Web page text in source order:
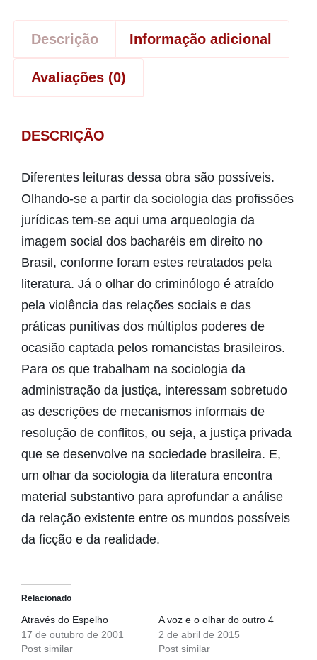
Descrição Informação adicional
Avaliações (0)
DESCRIÇÃO
Diferentes leituras dessa obra são possíveis.
Olhando-se a partir da sociologia das profissões
jurídicas tem-se aqui uma arqueologia da
imagem social dos bacharéis em direito no
Brasil, conforme foram estes retratados pela
literatura. Já o olhar do criminólogo é atraído
pela violência das relações sociais e das
práticas punitivas dos múltiplos poderes de
ocasião captada pelos romancistas brasileiros.
Para os que trabalham na sociologia da
administração da justiça, interessam sobretudo
as descrições de mecanismos informais de
resolução de conflitos, ou seja, a justiça privada
que se desenvolve na sociedade brasileira. E,
um olhar da sociologia da literatura encontra
material substantivo para aprofundar a análise
da relação existente entre os mundos possíveis
da ficção e da realidade.
Relacionado
Através do Espelho
17 de outubro de 2001
Post similar
A voz e o olhar do outro 4
2 de abril de 2015
Post similar